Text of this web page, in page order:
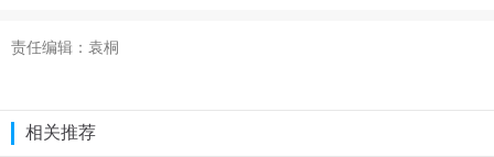
责任编辑：袁桐
相关推荐